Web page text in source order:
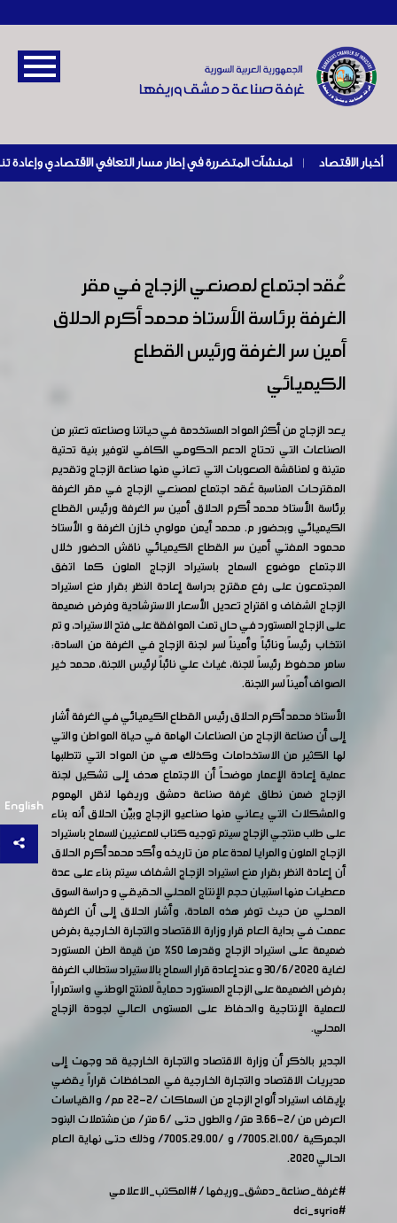
أخبار الاقتصاد |
English
عُقد اجتماع لمصنعي الزجاج في مقر
الغرفة برئاسة الأستاذ محمد أكرم الحلاق
أمين سر الغرفة ورئيس القطاع
الكيميائي
يعد الزجاج من أكثر المواد المستخدمة في حياتنا وصناعته تعتبر من
الصناعات التي تحتاج الدعم الحكومي الكافي لتوفير بنية تحتية
متينة و لمناقشة الصعوبات التي تعاني منها صناعة الزجاج وتقديم
المقترحات المناسبة عُقد اجتماع لمصنعي الزجاج في مقر الغرفة
برئاسة الأستاذ محمد أكرم الحلاق أمين سر الغرفة ورئيس القطاع
الكيميائي وبحضور م. محمد أيمن مولوي خازن الغرفة و الأستاذ
محمود المفتي أمين سر القطاع الكيميائي ناقش الحضور خلال
الاجتماع موضوع السماح باستيراد الزجاج الملون كما اتفق
المجتمعون على رفع مقترح بدراسة إعادة النظر بقرار منع استيراد
الزجاج الشفاف و اقتراح تعديل الأسعار الاسترشادية وفرض ضميمة
على الزجاج المستورد في حال تمت الموافقة على فتح الاستيراد، و تم
انتخاب رئيساً ونائباً وأميناً لسر لجنة الزجاج في الغرفة من السادة:
سامر محفوظ رئيساً للجنة، غياث علي نائباً لرئيس اللجنة، محمد خير
الصواف أميناً لسر اللجنة.
الأستاذ محمد أكرم الحلاق رئيس القطاع الكيميائي في الغرفة أشار
إلى أن صناعة الزجاج من الصناعات الهامة في حياة المواطن والتي
لها الكثير من الاستخدامات وكذلك هي من المواد التي تتطلبها
عملية إعادة الإعمار موضحاً أن الاجتماع هدف إلى تشكيل لجنة
الزجاج ضمن نطاق غرفة صناعة دمشق وريفها لنقل الهموم
والمشكلات التي يعاني منها صناعيو الزجاج وبيّن الحلاق أنه بناء
على طلب منتجي الزجاج سيتم توجيه كتاب للمعنيين للسماح باستيراد
الزجاج الملون والمرايا لمدة عام من تاريخه وأكد محمد أكرم الحلاق
أن إعادة النظر بقرار منع استيراد الزجاج الشفاف سيتم بناء على عدة
معطيات منها استبيان حجم الإنتاج المحلي الحقيقي و دراسة السوق
المحلي من حيث توفر هذه المادة، وأشار الحلاق إلى أن الغرفة
عممت في بداية العام قرار وزارة الاقتصاد والتجارة الخارجية بفرض
ضميمة على استيراد الزجاج وقدرها 50% من قيمة الطن المستورد
لغاية 30/6/2020 و عند إعادة قرار السماح بالاستيراد ستطالب الغرفة
بفرض الضميمة على الزجاج المستورد حمايةً للمنتج الوطني واستمراراً
للعملية الإنتاجية والحفاظ على المستوى العالي لجودة الزجاج
المحلي.
الجدير بالذكر أن وزارة الاقتصاد والتجارة الخارجية قد وجهت إلى
مديريات الاقتصاد والتجارة الخارجية في المحافظات قراراً يقضي
بإيقاف استيراد ألواح الزجاج من السماكات /2-22 مم/ والقياسات
العرض من /2-3.66 متر/ والطول حتى /6 متر/ من مشتملات البنود
الجمركية /7005.21.00/ و /7005.29.00/ وذلك حتى نهاية العام
الحالي 2020.
#غرفة_صناعة_دمشق_وريفها/#المكتب_الاعلامي
#dci_syria